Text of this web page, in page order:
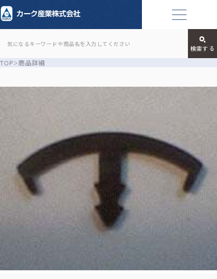
TOP 商品詳細